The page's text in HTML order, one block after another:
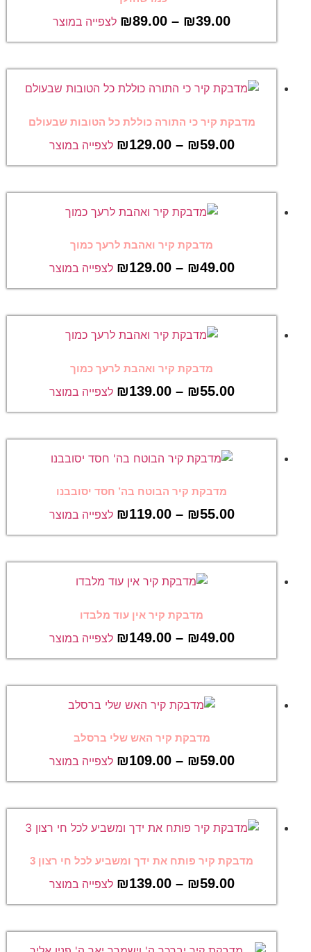
₪39.00
–
₪89.00 לצפייה במוצר
מדבקת קיר כי התורה כוללת כל הטובות שבעולם
₪59.00
–
₪129.00 לצפייה במוצר
מדבקת קיר ואהבת לרעך כמוך
₪49.00
–
₪129.00 לצפייה במוצר
מדבקת קיר ואהבת לרעך כמוך
₪55.00
–
₪139.00 לצפייה במוצר
מדבקת קיר הבוטח בה’ חסד יסובבנו
₪55.00
–
₪119.00 לצפייה במוצר
מדבקת קיר אין עוד מלבדו
₪49.00
–
₪149.00 לצפייה במוצר
מדבקת קיר האש שלי ברסלב
₪59.00
–
₪109.00 לצפייה במוצר
מדבקת קיר פותח את ידך ומשביע לכל חי רצון 3
₪59.00
–
₪139.00 לצפייה במוצר